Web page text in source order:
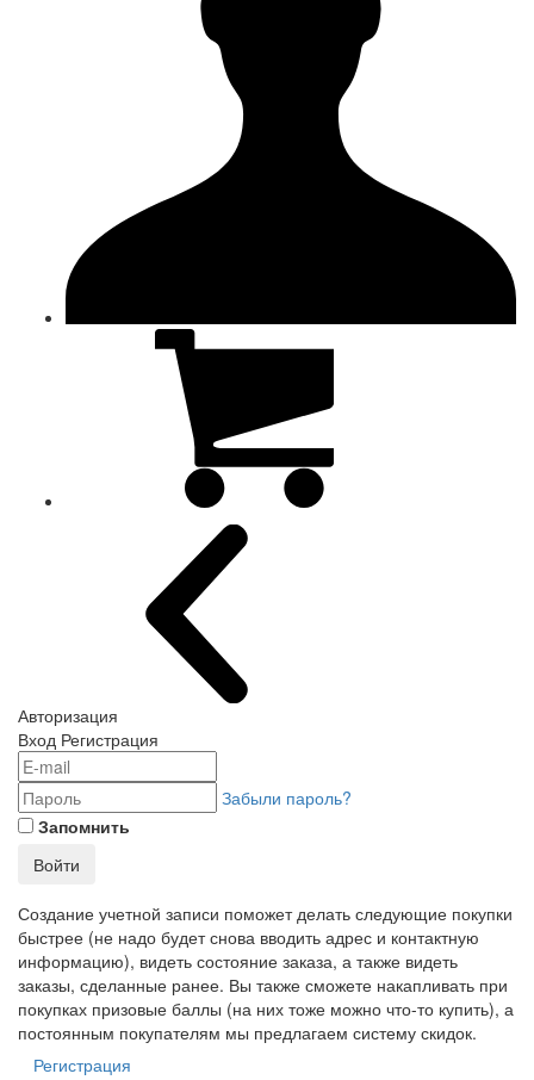
Авторизация
Вход Регистрация
Забыли пароль?
Запомнить
Войти
Создание учетной записи поможет делать следующие покупки
быстрее (не надо будет снова вводить адрес и контактную
информацию), видеть состояние заказа, а также видеть
заказы, сделанные ранее. Вы также сможете накапливать при
покупках призовые баллы (на них тоже можно что-то купить), а
постоянным покупателям мы предлагаем систему скидок.
Регистрация